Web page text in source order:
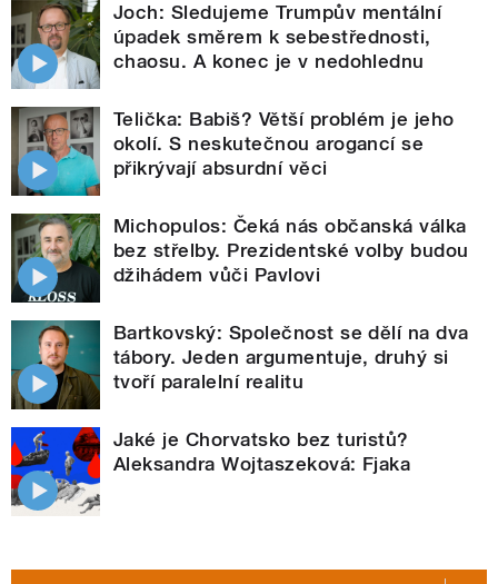
Joch: Sledujeme Trumpův mentální
úpadek směrem k sebestřednosti,
chaosu. A konec je v nedohlednu
Telička: Babiš? Větší problém je jeho
okolí. S neskutečnou arogancí se
přikrývají absurdní věci
Michopulos: Čeká nás občanská válka
bez střelby. Prezidentské volby budou
džihádem vůči Pavlovi
Bartkovský: Společnost se dělí na dva
tábory. Jeden argumentuje, druhý si
tvoří paralelní realitu
Jaké je Chorvatsko bez turistů?
Aleksandra Wojtaszeková: Fjaka